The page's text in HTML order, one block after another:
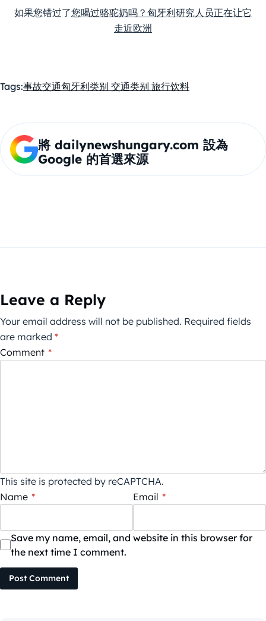
如果您错过了您喝过骆驼奶吗？匈牙利研究人员正在让它
走近欧洲
Tags:事故交通匈牙利类别 交通类别 旅行饮料
將 dailynewshungary.com 設為
Google 的首選來源
Leave a Reply
Your email address will not be published. Required fields
are marked *
Comment *
This site is protected by reCAPTCHA.
Name * Email *
Save my name, email, and website in this browser for
the next time I comment.
Post Comment